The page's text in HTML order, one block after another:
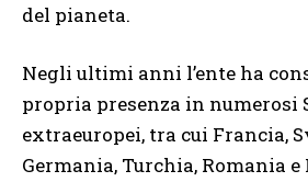
del pianeta.
Negli ultimi anni l’ente ha
propria presenza in numerosi
extraeuropei, tra cui Francia,
Germania, Turchia, Romania e